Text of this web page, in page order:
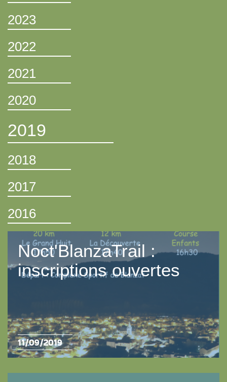
2023
2022
2021
2020
2019
2018
2017
2016
Noct'BlanzaTrail :
inscriptions ouvertes
11/09/2019